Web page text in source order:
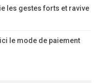
les gestes forts et ravive
le mode de paiement